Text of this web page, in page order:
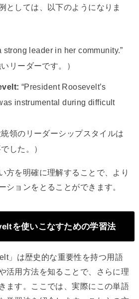
としては、以下のようになりま
strong leader in her community.”
リーダーです。）
“President Roosevelt’s
instrumental during difficult
統領のリーダーシップスタイルは
した。）
方を明確に理解することで、より
ションをとることができます。
を使いこなすための学習法
」は歴史的な重要性を持つ用語
活用方法を知ることで、さらに理
ます。ここでは、実際にこの単語